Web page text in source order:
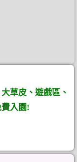
草皮、遊戲區、
入園!